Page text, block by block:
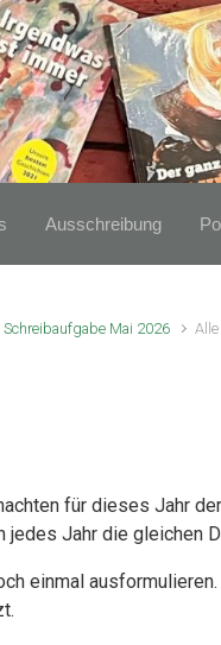
Ausschreibung
Schreibaufgabe Mai 2026
für dieses Jahr
jedes Jahr die gleichen
einmal